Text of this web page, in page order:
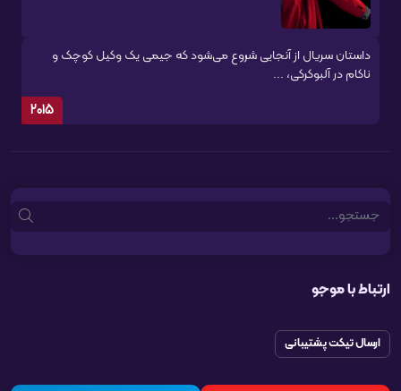
داستان سریال از آنجایی شروع می‌شود که جیمی یک وکیل کوچک و
ناکام در آلبوکرکی، ...
2015
Search
ارتباط با موجو
ارسال تیکت پشتیبانی